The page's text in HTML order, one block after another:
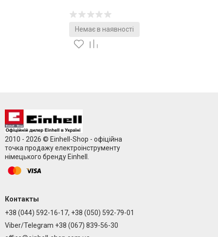
Немає в наявності
2010 - 2026 © Einhell-Shop - офіційна
точка продажу електроінструменту
німецького бренду Einhell.
Контакты
+38 (044) 592-16-17, +38 (050) 592-79-01
Viber/Telegram +38 (067) 839-56-30